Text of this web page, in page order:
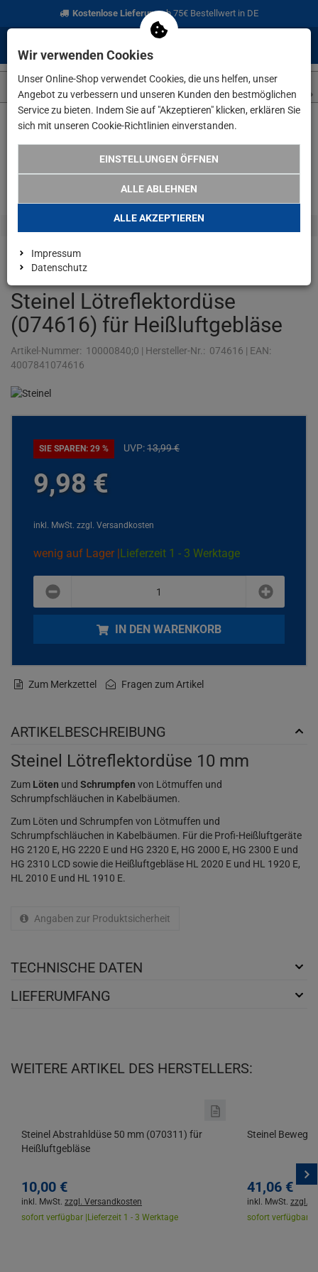
Kostenlose Lieferungab 75€ Bestellwert in DE
Steinel Lötreflektordüse
(074616) für Heißluftgebläse
Artikel-Nummer: 10000840;0 | Hersteller-Nr.: 074616 | EAN:
4007841074616
SIE SPAREN: 29 % UVP:13,99€
9,98 €
inkl. MwSt. zzgl. Versandkosten
wenig auf Lager |Lieferzeit 1 - 3 Werktage
minus
IN DEN WARENKORB
Zum Merkzettel Fragen zum Artikel
ARTIKELBESCHREIBUNG
Steinel Lötreflektordüse 10 mm
Zum Löten und Schrumpfen von Lötmuffen und
Schrumpfschläuchen in Kabelbäumen.
Zum Löten und Schrumpfen von Lötmuffen und
Schrumpfschläuchen in Kabelbäumen. Für die Profi-Heißluftgeräte
HG 2120 E, HG 2220 E und HG 2320 E, HG 2000 E, HG 2300 E und
HG 2310 LCD sowie die Heißluftgebläse HL 2020 E und HL 1920 E,
HL 2010 E und HL 1910 E.
Angaben zur Produktsicherheit
TECHNISCHE DATEN
LIEFERUMFANG
WEITERE ARTIKEL DES HERSTELLERS:
Steinel Abstrahldüse 50 mm (070311) für
Heißluftgebläse
10,00 €
inkl. MwSt. zzgl. Versandkosten
sofort verfügbar | Lieferzeit 1 - 3 Werktage
Steinel
41,06 €
inkl. MwSt. zzgl.
sofort verfügbar |
Wir verwenden Cookies
Unser Online-Shop verwendet Cookies, die uns helfen, unser
Angebot zu verbessern und unseren Kunden den bestmöglichen
Service zu bieten. Indem Sie auf "Akzeptieren" klicken, erklären Sie
sich mit unseren Cookie-Richtlinien einverstanden.
EINSTELLUNGEN ÖFFNEN
ALLE ABLEHNEN
ALLE AKZEPTIEREN
Impressum
Datenschutz